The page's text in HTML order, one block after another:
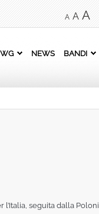
A A A
WG NEWS BANDI
l’Italia, seguita dalla